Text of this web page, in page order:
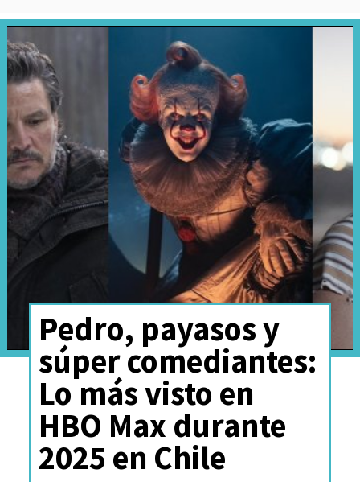
Pedro, payasos y
súper comediantes:
Lo más visto en
HBO Max durante
2025 en Chile